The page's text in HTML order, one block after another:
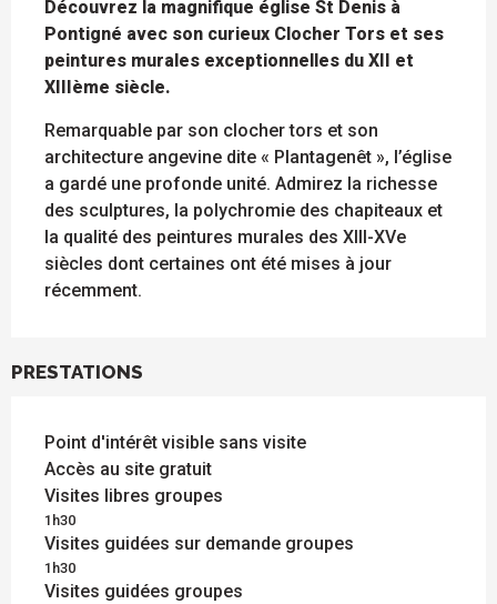
Découvrez la magnifique église St Denis à
Pontigné avec son curieux Clocher Tors et ses
peintures murales exceptionnelles du XII et
XIIIème siècle.
Remarquable par son clocher tors et son
architecture angevine dite « Plantagenêt », l’église
a gardé une profonde unité. Admirez la richesse
des sculptures, la polychromie des chapiteaux et
la qualité des peintures murales des XIII-XVe
siècles dont certaines ont été mises à jour
récemment.
PRESTATIONS
Point d'intérêt visible sans visite
Accès au site gratuit
Visites libres groupes
1h30
Visites guidées sur demande groupes
1h30
Visites guidées groupes